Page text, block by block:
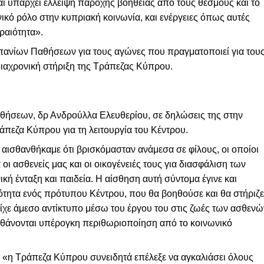
υπάρχει έλλειψη παροχής βοήθειας από τους θεσμούς και το
ρόλο στην κυπριακή κοινωνία, και ενέργειες όπως αυτές
Παθήσεων για τους αγώνες που πραγματοποιεί για
στήριξη της Τράπεζας Κύπρου.
δρ Ανδρούλλα Ελευθερίου, σε δηλώσεις της στην
Κύπρου για τη λειτουργία του Κέντρου.
ότι βρισκόμασταν ανάμεσα σε φίλους, οι οποίοι
μας και οι οικογένειές τους για διασφάλιση των
ένταξη και παιδεία. Η αίσθηση αυτή σύντομα έγινε και
ενός πρότυπου Κέντρου, που θα βοηθούσε και θα στήριζε
άμεσο αντίκτυπο μέσω του έργου του στις ζωές των
υπέρογκη περιθωριοποίηση από το κοινωνικό
Τράπεζα Κύπρου συνειδητά επέλεξε να αγκαλιάσει όλους